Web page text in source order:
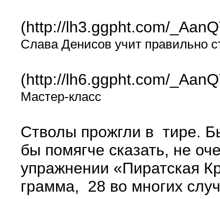
(http://lh3.ggpht.com/
Слава Денисов учит правильно
(http://lh6.ggpht.com/
Мастер-класс
Стволы прожгли в тире.
бы помягче сказать, не
упражнении «Пиратская
грамма, 28 во многих